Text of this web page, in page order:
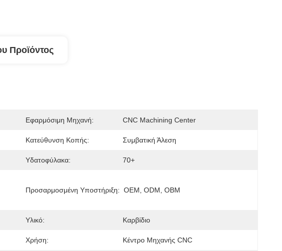
Προϊόντος
Εφαρμόσιμη Μηχανή: CNC Machining Center
Κατεύθυνση Κοπής: Συμβατική Άλεση
Υδατοφύλακα: 70+
Προσαρμοσμένη Υποστήριξη: OEM, ODM, OBM
Υλικό: Καρβίδιο
Χρήση: Κέντρο Μηχανής CNC